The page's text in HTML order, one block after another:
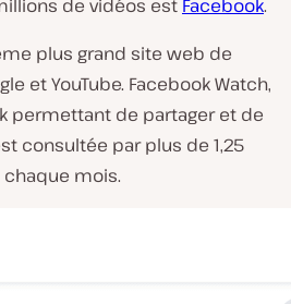
de vidéos est Facebook.
plus grand site web de
et YouTube. Facebook Watch,
permettant de partager et de
consultée par plus de 1,25
mois.